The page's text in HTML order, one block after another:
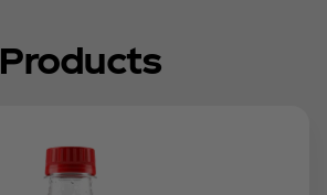
Products